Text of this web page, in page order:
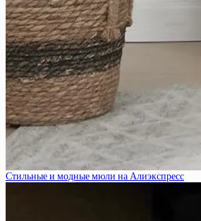
Стильные и модные мюли на Алиэкспресс